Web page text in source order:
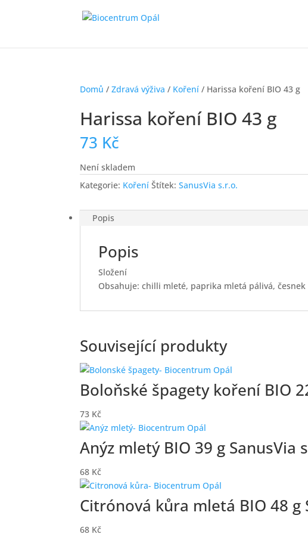
Domů /Zdravá výživa / Koření / Harissa koření BIO 43 g
Harissa koření BIO 43 g
73 Kč
Není skladem
Kategorie: Koření Štítek:SanusVia s.r.o.
Popis
Popis
Složení
Obsahuje: chilli mleté, paprika mletá pálivá,
Související produkty
Boloňské špagety koření BIO
73 Kč
Anýz mletý BIO 39 g SanusVia
68 Kč
Citrónová kůra mletá BIO 48 g
68 Kč